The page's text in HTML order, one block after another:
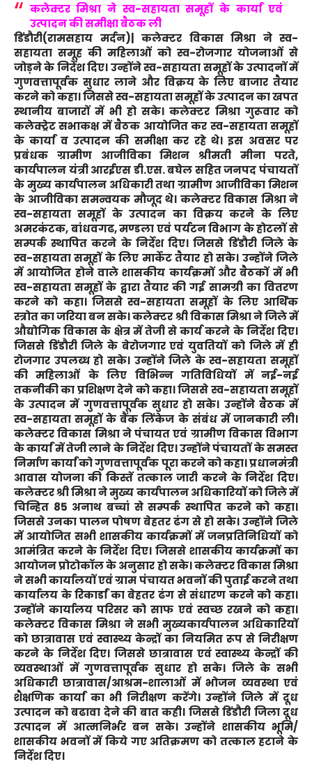
कलेक्टर मिश्रा ने स्व-सहायता समूहों के कार्यां एवं
उत्पादन की समीक्षा बैठक ली
डिंडौरी(रामसहाय मर्दन)| कलेक्टर विकास मिश्रा ने स्व-
सहायता समूह की महिलाओं को स्व-रोजगार योजनाओं से
जोड़ने के निर्देश दिए। उन्होंने स्व-सहायता समूहों के उत्पादनों में
गुणवत्तापूर्वक सुधार लाने और विक्रय के लिए बाजार तैयार
करने को कहा। जिससे स्व-सहायता समूहों के उत्पादन का खपत
स्थानीय बाजारों में भी हो सके। कलेक्टर मिश्रा गुरूवार को
कलेक्ट्रेट सभाकक्ष में बैठक आयोजित कर स्व-सहायता समूहों
के कार्यां व उत्पादन की समीक्षा कर रहे थे। इस अवसर पर
प्रबंधक ग्रामीण आजीविका मिशन श्रीमती मीना परते,
कार्यपालन यंत्री आरईएस डी.एस. बघेल सहित जनपद पंचायतों
के मुख्य कार्यपालन अधिकारी तथा ग्रामीण आजीविका मिशन
के आजीविका समन्वयक मौजूद थे। कलेक्टर विकास मिश्रा ने
स्व-सहायता समूहों के उत्पादन का विक्रय करने के लिए
अमरकंटक, बांधवगढ, मण्डला एवं पर्यटन विभाग के होटलों से
सम्पर्क स्थापित करने के निर्देश दिए। जिससे डिंडौरी जिले के
स्व-सहायता समूहों के लिए मार्केट तैयार हो सके। उन्होंने जिले
में आयोजित होने वाले शासकीय कार्यक्रमों और बैठकों में भी
स्व-सहायता समूहों के द्वारा तैयार की गई सामग्री का वितरण
करने को कहा। जिससे स्व-सहायता समूहों के लिए आर्थिक
स्त्रोत का जरिया बन सके। कलेक्टर श्री विकास मिश्रा ने जिले में
औद्योगिक विकास के क्षेत्र में तेजी से कार्य करने के निर्देश दिए।
जिससे डिंडौरी जिले के बेरोजगार एवं युवतियों को जिले में ही
रोजगार उपलब्ध हो सके। उन्होंने जिले के स्व-सहायता समूहों
की महिलाओं के लिए विभिन्न गतिविधियों में नई-नई
तकनीकी का प्रशिक्षण देने को कहा। जिससे स्व-सहायता समूहों
के उत्पादन में गुणवत्तापूर्वक सुधार हो सके। उन्होंने बैठक में
स्व-सहायता समूहों के बैंक लिंकेज के संबंध में जानकारी ली।
कलेक्टर विकास मिश्रा ने पंचायत एवं ग्रामीण विकास विभाग
के कार्यां में तेजी लाने के निर्देश दिए। उन्होंने पंचायतों के समस्त
निर्माण कार्यां को गुणवत्तापूर्वक पूरा करने को कहा। प्रधानमंत्री
आवास योजना की किस्तें तत्काल जारी करने के निर्देश दिए।
कलेक्टर श्री मिश्रा ने मुख्य कार्यपालन अधिकारियों को जिले में
चिन्हित 85 अनाथ बच्चां से सम्पर्क स्थापित करने को कहा।
जिससे उनका पालन पोषण बेहतर ढंग से हो सके। उन्होंने जिले
में आयोजित सभी शासकीय कार्यक्रमों में जनप्रतिनिधियों को
आमंत्रित करने के निर्देश दिए। जिससे शासकीय कार्यक्रमों का
आयोजन प्रोटोकॉल के अनुसार हो सके। कलेक्टर विकास मिश्रा
ने सभी कार्यालयों एवं ग्राम पंचायत भवनों की पुताई करने तथा
कार्यालय के रिकार्डां का बेहतर ढंग से संधारण करने को कहा।
उन्होंने कार्यालय परिसर को साफ एवं स्वच्छ रखने को कहा।
कलेक्टर विकास मिश्रा ने सभी मुख्यकार्यपालन अधिकारियों
को छात्रावास एवं स्वास्थ्य केन्द्रों का नियमित रूप से निरीक्षण
करने के निर्देश दिए। जिससे छात्रावास एवं स्वास्थ्य केन्द्रों की
व्यवस्थाओं में गुणवत्तापूर्वक सुधार हो सके। जिले के सभी
अधिकारी छात्रावास/आश्रम-शालाओं में भोजन व्यवस्था एवं
शैक्षणिक कार्यां का भी निरीक्षण करेंगे। उन्होंने जिले में दूध
उत्पादन को बढावा देने की बात कही। जिससे डिंडौरी जिला दूध
उत्पादन में आत्मनिर्भर बन सके। उन्होंने शासकीय भूमि/
शासकीय भवनों में किये गए अतिक्रमण को तत्काल हटाने के
निर्देश दिए।